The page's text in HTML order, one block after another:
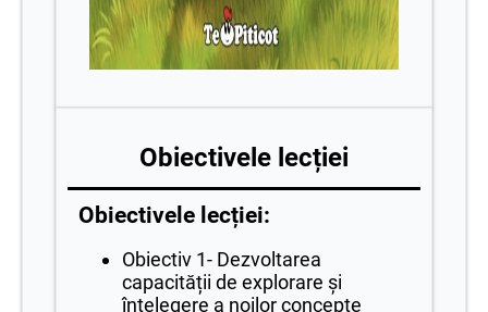
Obiectivele lecției
Obiectivele lecției:
Obiectiv 1- Dezvoltarea
capacității de explorare și
înțelegere a noilor concepte